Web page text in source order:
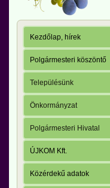
Kezdőlap, hírek
Polgármesteri köszöntő
Településünk
Önkormányzat
Polgármesteri Hivatal
ÚJKOM Kft.
Közérdekű adatok